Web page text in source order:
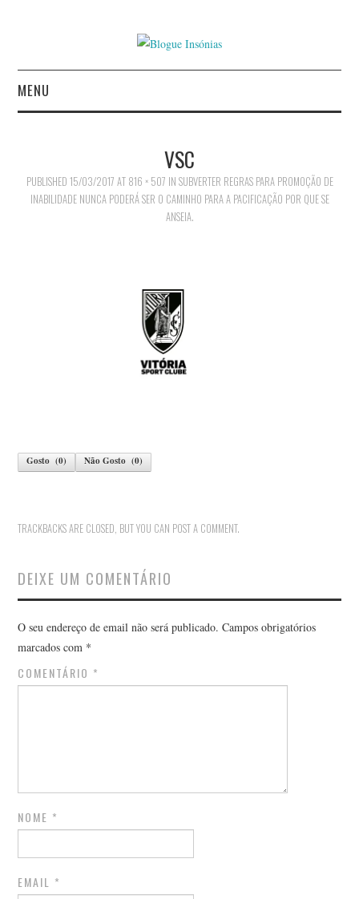
MENU
VSC
PUBLISHED 15/03/2017 AT 816 × 507 IN SUBVERTER REGRAS PARA PROMOÇÃO DE
INABILIDADE NUNCA PODERÁ SER O CAMINHO PARA A PACIFICAÇÃO POR QUE SE
ANSEIA.
Gosto (0) Não Gosto (0)
TRACKBACKS ARE CLOSED, BUT YOU CAN POST A COMMENT.
DEIXE UM COMENTÁRIO
O seu endereço de email não será publicado. Campos obrigatórios
marcados com *
COMENTÁRIO *
NOME *
EMAIL *